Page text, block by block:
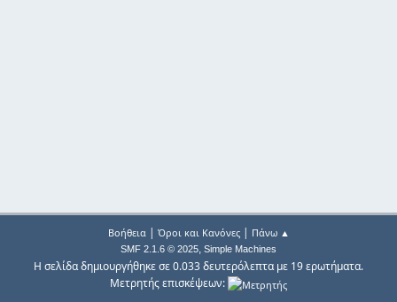
Βοήθεια| Όροι και Κανόνες| Πάνω ▲
SMF 2.1.6 © 2025, Simple Machines
Η σελίδα δημιουργήθηκε σε 0.033 δευτερόλεπτα με 19 ερωτήματα.
Μετρητής επισκέψεων: